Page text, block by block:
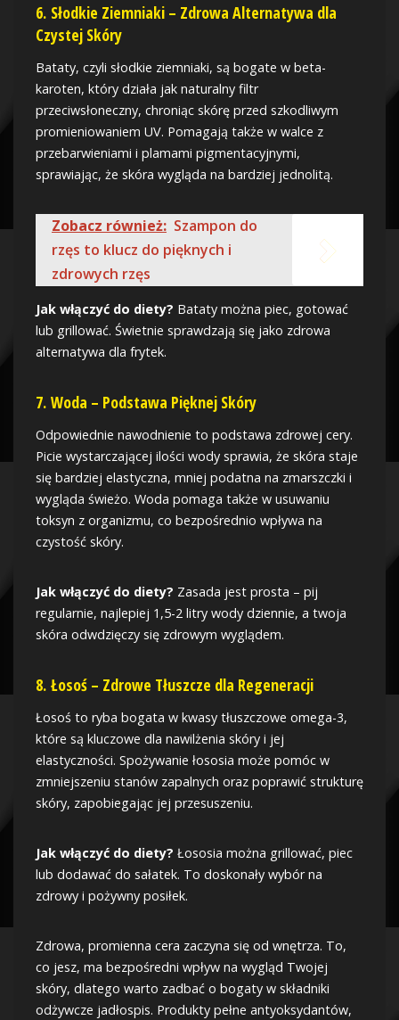
6. Słodkie Ziemniaki – Zdrowa Alternatywa dla
Czystej Skóry
Bataty, czyli słodkie ziemniaki, są bogate w beta-
karoten, który działa jak naturalny filtr
przeciwsłoneczny, chroniąc skórę przed szkodliwym
promieniowaniem UV. Pomagają także w walce z
przebarwieniami i plamami pigmentacyjnymi,
sprawiając, że skóra wygląda na bardziej jednolitą.
Zobacz również: Szampon do
rzęs to klucz do pięknych i
zdrowych rzęs
Jak włączyć do diety? Bataty można piec, gotować
lub grillować. Świetnie sprawdzają się jako zdrowa
alternatywa dla frytek.
7. Woda – Podstawa Pięknej Skóry
Odpowiednie nawodnienie to podstawa zdrowej cery.
Picie wystarczającej ilości wody sprawia, że skóra staje
się bardziej elastyczna, mniej podatna na zmarszczki i
wygląda świeżo. Woda pomaga także w usuwaniu
toksyn z organizmu, co bezpośrednio wpływa na
czystość skóry.
Jak włączyć do diety? Zasada jest prosta – pij
regularnie, najlepiej 1,5-2 litry wody dziennie, a twoja
skóra odwdzięczy się zdrowym wyglądem.
8. Łosoś – Zdrowe Tłuszcze dla Regeneracji
Łosoś to ryba bogata w kwasy tłuszczowe omega-3,
które są kluczowe dla nawilżenia skóry i jej
elastyczności. Spożywanie łososia może pomóc w
zmniejszeniu stanów zapalnych oraz poprawić strukturę
skóry, zapobiegając jej przesuszeniu.
Jak włączyć do diety? Łososia można grillować, piec
lub dodawać do sałatek. To doskonały wybór na
zdrowy i pożywny posiłek.
Zdrowa, promienna cera zaczyna się od wnętrza. To,
co jesz, ma bezpośredni wpływ na wygląd Twojej
skóry, dlatego warto zadbać o bogaty w składniki
odżywcze jadłospis. Produkty pełne antyoksydantów,